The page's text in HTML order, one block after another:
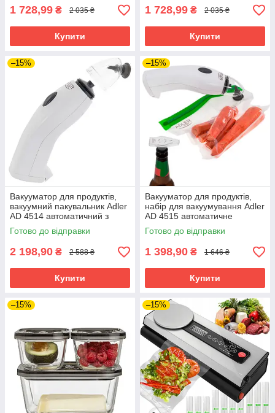
1 728,99 ₴ 2 035 ₴
Купити
1 728,99 ₴ 2 035 ₴
Купити
–15%
Вакууматор для продуктів,
вакуумний пакувальник Adler
AD 4514 автоматичний з
акумулятором
Готово до відправки
2 198,90 ₴ 2 588 ₴
Купити
–15%
Вакууматор для продуктів,
набір для вакуумування Adler
AD 4515 автоматичне
всмоктування портативний
Готово до відправки
1 398,90 ₴ 1 646 ₴
Купити
–15% –15%